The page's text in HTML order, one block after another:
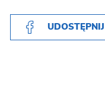
UDOSTĘPNIJ